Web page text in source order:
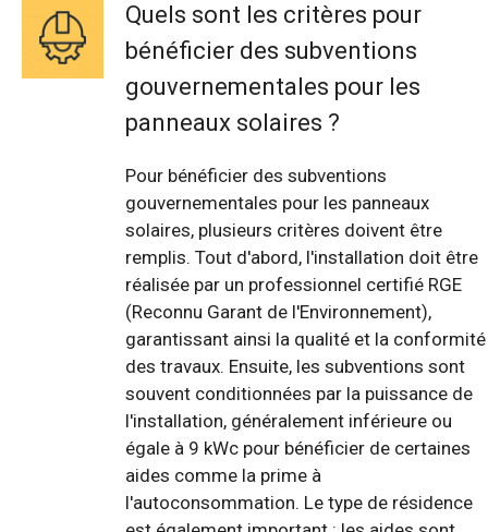
Quels sont les critères pour
bénéficier des subventions
gouvernementales pour les
panneaux solaires ?
Pour bénéficier des subventions
gouvernementales pour les panneaux
solaires, plusieurs critères doivent être
remplis. Tout d'abord, l'installation doit être
réalisée par un professionnel certifié RGE
(Reconnu Garant de l'Environnement),
garantissant ainsi la qualité et la conformité
des travaux. Ensuite, les subventions sont
souvent conditionnées par la puissance de
l'installation, généralement inférieure ou
égale à 9 kWc pour bénéficier de certaines
aides comme la prime à
l'autoconsommation. Le type de résidence